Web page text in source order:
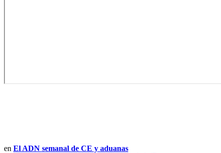
en El ADN semanal de CE y aduanas